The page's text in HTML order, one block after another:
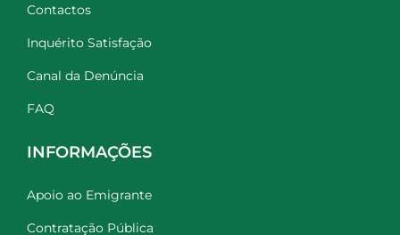
Contactos
Inquérito Satisfação
Canal da Denúncia
FAQ
INFORMAÇÕES
Apoio ao Emigrante
Contratação Pública